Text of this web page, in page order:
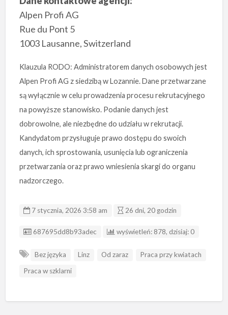
Alpen Profi AG
Rue du Pont 5
1003 Lausanne, Switzerland
Klauzula RODO: Administratorem danych osobowych jest
Alpen Profi AG z siedzibą w Lozannie. Dane przetwarzane
są wyłącznie w celu prowadzenia procesu rekrutacyjnego
na powyższe stanowisko. Podanie danych jest
dobrowolne, ale niezbędne do udziału w rekrutacji.
Kandydatom przysługuje prawo dostępu do swoich
danych, ich sprostowania, usunięcia lub ograniczenia
przetwarzania oraz prawo wniesienia skargi do organu
nadzorczego.
7 stycznia, 2026 3:58 am 26 dni, 20 godzin
ID ogłoszenia
687695dd8b93adec wyświetleń: 878, dzisiaj: 0
Bez języka Linz Od zaraz
Praca przy kwiatach
Praca w szklarni